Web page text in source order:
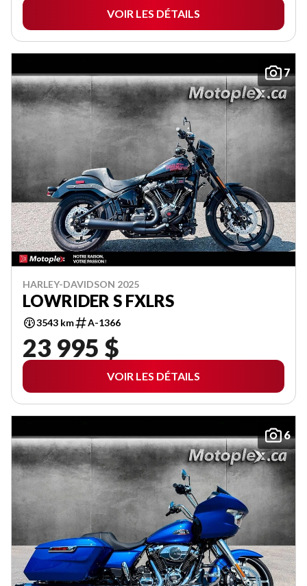
VOIR LES DÉTAILS
7
HARLEY-DAVIDSON 2025
LOWRIDER S FXLRS
3543 km A-1366
23 995 $
VOIR LES DÉTAILS
6